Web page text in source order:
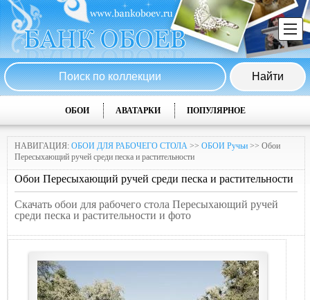
ОБОИ АВАТАРКИ ПОПУЛЯРНОЕ
НАВИГАЦИЯ: ОБОИ ДЛЯ РАБОЧЕГО СТОЛА >> ОБОИ Ручьи >> Обои
Пересыхающий ручей среди песка и растительности
Обои Пересыхающий ручей среди песка и растительности
Скачать обои для рабочего стола Пересыхающий ручей
среди песка и растительности и фото